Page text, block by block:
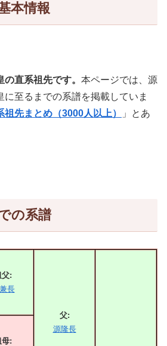
本情報
直系祖先です。 本ページでは、源
に至るまでの系譜を掲載していま
先まとめ（3000人以上）
」とあ
の系譜
父:
長
父:
源隆長
母: